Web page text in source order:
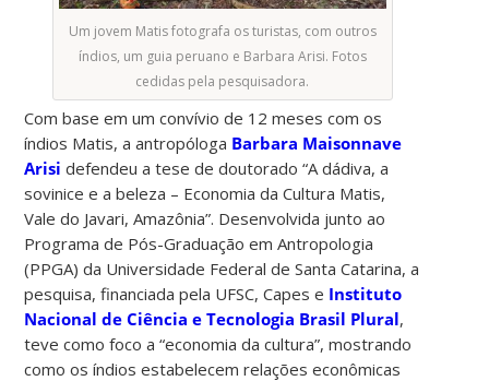
Um jovem Matis fotografa os turistas, com outros
índios, um guia peruano e Barbara Arisi. Fotos
cedidas pela pesquisadora.
Com base em um convívio de 12 meses com os
índios Matis, a antropóloga Barbara Maisonnave
Arisi defendeu a tese de doutorado “A dádiva, a
sovinice e a beleza – Economia da Cultura Matis,
Vale do Javari, Amazônia”. Desenvolvida junto ao
Programa de Pós-Graduação em Antropologia
(PPGA) da Universidade Federal de Santa Catarina, a
pesquisa, financiada pela UFSC, Capes e Instituto
Nacional de Ciência e Tecnologia Brasil Plural,
teve como foco a “economia da cultura”, mostrando
como os índios estabelecem relações econômicas